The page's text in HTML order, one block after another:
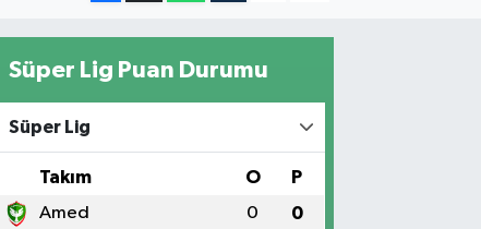
Süper Lig Puan Durumu
Süper Lig
Takım O P
Amed 0 0